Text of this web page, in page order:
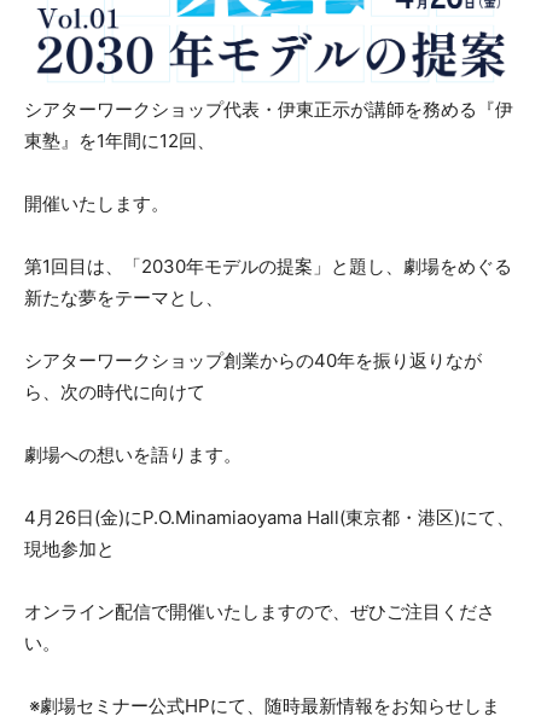
シアターワークショップ代表・伊東正示が講師を務める『伊
東塾』を1年間に12回、
開催いたします。
第1回目は、「2030年モデルの提案」と題し、劇場をめぐる
新たな夢をテーマとし、
シアターワークショップ創業からの40年を振り返りなが
ら、次の時代に向けて
劇場への想いを語ります。
4月26日(金)にP.O.Minamiaoyama Hall(東京都・港区)にて、
現地参加と
オンライン配信で開催いたしますので、ぜひご注目くださ
い。
※劇場セミナー公式HPにて、随時最新情報をお知らせしま